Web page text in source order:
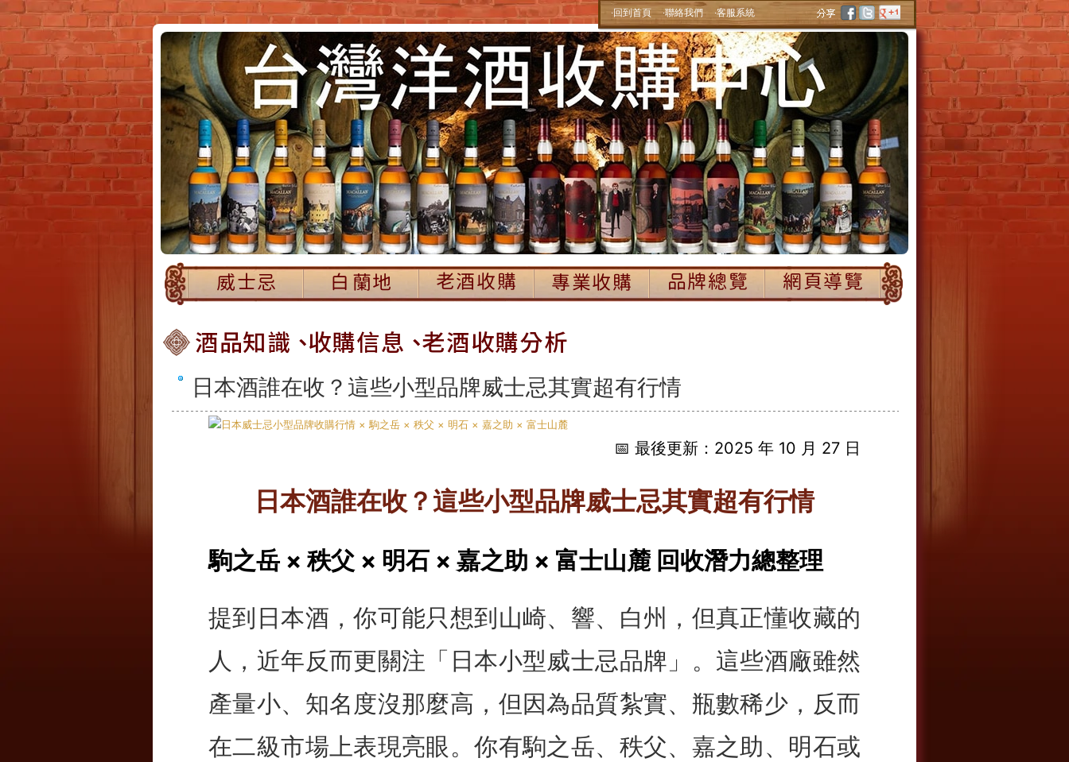
‧回到首頁 ‧聯絡我們 ‧客服系統
日本酒誰在收？這些小型品牌威士忌其實超有行情
📅 最後更新：2025 年 10 月 27 日
日本酒誰在收？這些小型品牌威士忌其實超有行情
駒之岳 × 秩父 × 明石 × 嘉之助 × 富士山麓 回收潛力總整理
提到日本酒，你可能只想到山崎、響、白州，但真正懂收藏的
人，近年反而更關注「日本小型威士忌品牌」。這些酒廠雖然
產量小、知名度沒那麼高，但因為品質紮實、瓶數稀少，反而
在二級市場上表現亮眼。你有駒之岳、秩父、嘉之助、明石或